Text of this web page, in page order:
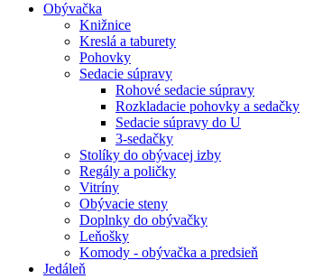
Obývačka
Knižnice
Kreslá a taburety
Pohovky
Sedacie súpravy
Rohové sedacie súpravy
Rozkladacie pohovky a sedačky
Sedacie súpravy do U
3-sedačky
Stolíky do obývacej izby
Regály a poličky
Vitríny
Obývacie steny
Doplnky do obývačky
Leňošky
Komody - obývačka a predsieň
Jedáleň